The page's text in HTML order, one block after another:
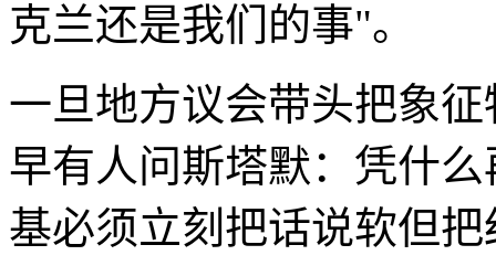
克兰还是我们的事"。
一旦地方议会带头把象
早有人问斯塔默：凭什
基必须立刻把话说软但